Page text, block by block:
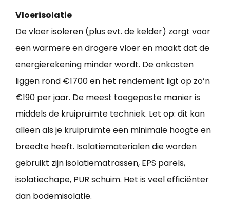
Vloerisolatie
De vloer isoleren (plus evt. de kelder) zorgt voor
een warmere en drogere vloer en maakt dat de
energierekening minder wordt. De onkosten
liggen rond €1700 en het rendement ligt op zo’n
€190 per jaar. De meest toegepaste manier is
middels de kruipruimte techniek. Let op: dit kan
alleen als je kruipruimte een minimale hoogte en
breedte heeft. Isolatiematerialen die worden
gebruikt zijn isolatiematrassen, EPS parels,
isolatiechape, PUR schuim. Het is veel efficiënter
dan bodemisolatie.